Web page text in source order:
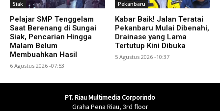
Siak
Pelajar SMP Tenggelam
Saat Berenang di Sungai
Siak, Pencarian Hingga
Malam Belum
Membuahkan Hasil
6 Agustus 2026 -07:53
Pekanbaru
Kabar Baik! Jalan Teratai
Pekanbaru Mulai Dibenahi,
Drainase yang Lama
Tertutup Kini Dibuka
5 Agustus 2026 -10:37
PT. Riau Multimedia Corporindo
Graha Pena Riau, 3rd floor